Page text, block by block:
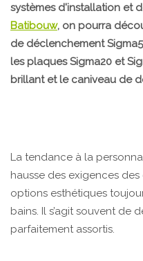
systèmes d'installation et
Batibouw, on pourra
de déclenchement
les plaques Sigma20 et
brillant et le caniveau de
La tendance à la
hausse des exigences
options esthétiques
bains. Il s’agit souvent de
parfaitement assortis.